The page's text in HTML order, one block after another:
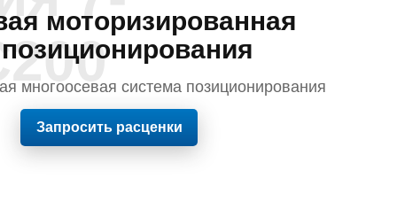
моторизированная
многоосевая система позиционирования
Запросить расценки